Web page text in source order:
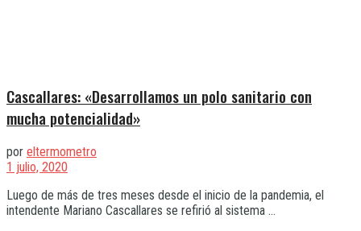
Cascallares: «Desarrollamos un polo sanitario con
mucha potencialidad»
por eltermometro
1 julio, 2020
Luego de más de tres meses desde el inicio de la pandemia, el
intendente Mariano Cascallares se refirió al sistema ...